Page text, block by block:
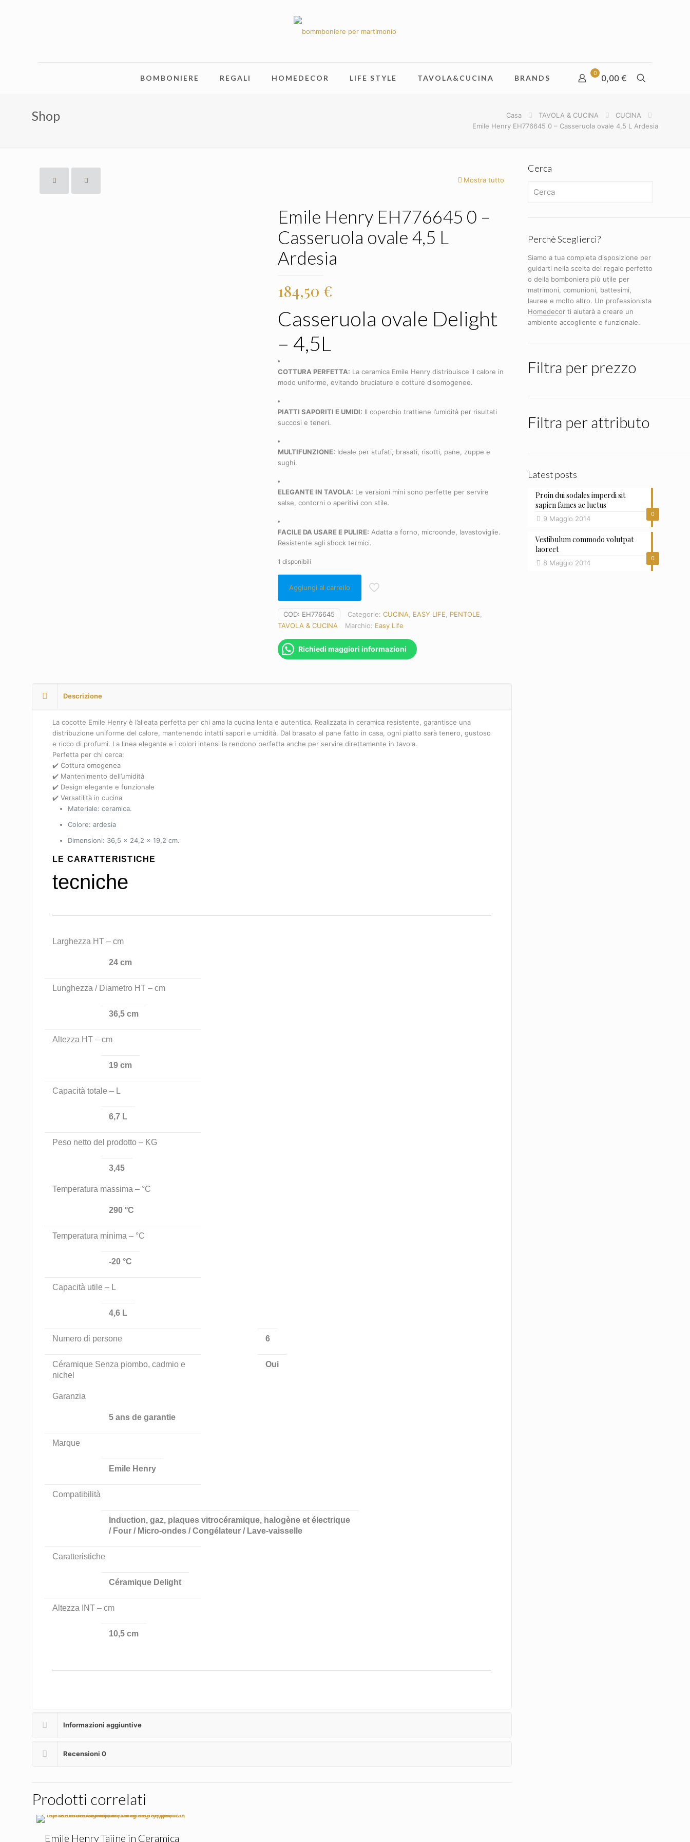
BOMBONIERE REGALI HOMEDECOR LIFE STYLE TAVOLA&CUCINA BRANDS
0 0,00 €
Shop Casa TAVOLA & CUCINA
CUCINA
Emile Henry EH776645 0 – Casseruola ovale 4,5 L Ardesia
Mostra tutto
Emile Henry EH776645 0 –
Casseruola ovale 4,5 L
Ardesia
184,50 €
Casseruola ovale Delight
– 4,5L
COTTURA PERFETTA: La ceramica Emile Henry distribuisce il calore in
modo uniforme, evitando bruciature e cotture disomogenee.
PIATTI SAPORITI E UMIDI: Il coperchio trattiene l’umidità per risultati
succosi e teneri.
MULTIFUNZIONE: Ideale per stufati, brasati, risotti, pane, zuppe e
sughi.
ELEGANTE IN TAVOLA: Le versioni mini sono perfette per servire
salse, contorni o aperitivi con stile.
FACILE DA USARE E PULIRE: Adatta a forno, microonde, lavastoviglie.
Resistente agli shock termici.
1 disponibili
Aggiungi al carrello
COD: EH776645 Categorie:CUCINA, EASY LIFE, PENTOLE,
TAVOLA & CUCINA
Marchio: Easy Life
Richiedi maggiori informazioni
Descrizione
La cocotte Emile Henry è l’alleata perfetta per chi ama la cucina lenta e autentica. Realizzata in ceramica resistente, garantisce una
distribuzione uniforme del calore, mantenendo intatti sapori e umidità. Dal brasato al pane fatto in casa, ogni piatto sarà tenero, gustoso
e ricco di profumi. La linea elegante e i colori intensi la rendono perfetta anche per servire direttamente in tavola.
Perfetta per chi cerca:
✔️ Cottura omogenea
✔️ Mantenimento dell’umidità
✔️ Design elegante e funzionale
✔️ Versatilità in cucina
Materiale: ceramica.
Colore: ardesia
Dimensioni: 36,5 x 24,2 x 19,2 cm.
LE CARATTERISTICHE
tecniche
Larghezza HT – cm
24 cm
Lunghezza / Diametro HT – cm
36,5 cm
Altezza HT – cm
19 cm
Capacità totale – L
6,7 L
Peso netto del prodotto – KG
3,45
Temperatura massima – °C
290 °C
Temperatura minima – °C
-20 °C
Capacità utile – L
4,6 L
Numero di persone 6
Céramique Senza piombo, cadmio e
nichel
Oui
Garanzia
5 ans de garantie
Marque
Emile Henry
Compatibilità
Induction, gaz, plaques vitrocéramique, halogène et électrique
/ Four / Micro-ondes / Congélateur / Lave-vaisselle
Caratteristiche
Céramique Delight
Altezza INT – cm
10,5 cm
Informazioni aggiuntive
Recensioni 0
Prodotti correlati
Emile Henry Tajine in Ceramica
Cerca
Perchè Sceglierci?
Siamo a tua completa disposizione per
guidarti nella scelta del regalo perfetto
o della bomboniera più utile per
matrimoni, comunioni, battesimi,
lauree e molto altro. Un professionista
Homedecorti aiutarà a creare un
ambiente accogliente e funzionale.
Filtra per prezzo
Filtra per attributo
Latest posts
0
Proin dui sodales imperdi sit
sapien fames ac luctus
9 Maggio 2014
0
Vestibulum commodo volutpat
laoreet
8 Maggio 2014